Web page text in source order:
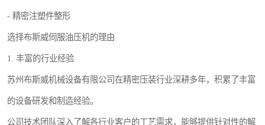
- 精密注塑件整形
选择布斯威伺服油压机的理由
1. 丰富的行业经验
苏州布斯威机械设备有限公司在精密压装行业深耕多年，积累了丰富
的设备研发和制造经验。
公司技术团队深入了解各行业客户的工艺需求，能够提供针对性的解